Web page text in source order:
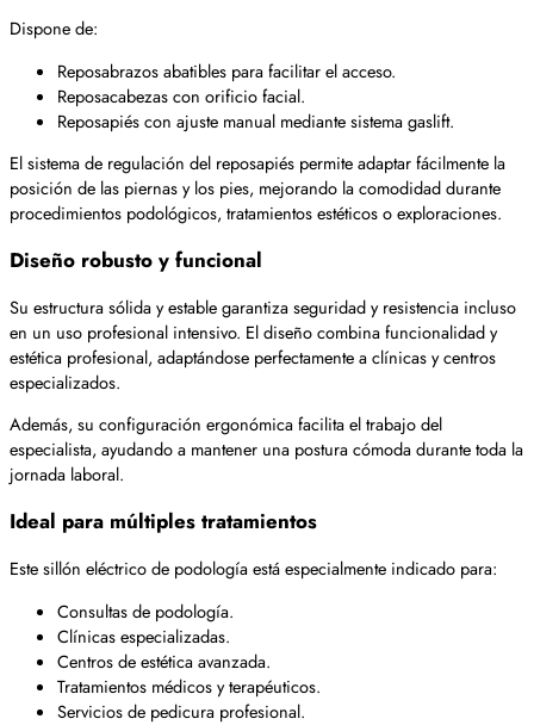
Dispone de:
Reposabrazos abatibles para facilitar el acceso.
Reposacabezas con orificio facial.
Reposapiés con ajuste manual mediante sistema gaslift.
El sistema de regulación del reposapiés permite adaptar fácilmente la
posición de las piernas y los pies, mejorando la comodidad durante
procedimientos podológicos, tratamientos estéticos o exploraciones.
Diseño robusto y funcional
Su estructura sólida y estable garantiza seguridad y resistencia incluso
en un uso profesional intensivo. El diseño combina funcionalidad y
estética profesional, adaptándose perfectamente a clínicas y centros
especializados.
Además, su configuración ergonómica facilita el trabajo del
especialista, ayudando a mantener una postura cómoda durante toda la
jornada laboral.
Ideal para múltiples tratamientos
Este sillón eléctrico de podología está especialmente indicado para:
Consultas de podología.
Clínicas especializadas.
Centros de estética avanzada.
Tratamientos médicos y terapéuticos.
Servicios de pedicura profesional.